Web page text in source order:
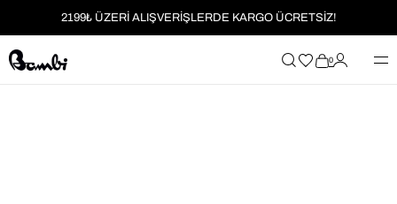
2199₺ ÜZERİ ALIŞVERİŞLERDE KARGO ÜCRETSİZ!
MOBİL UYGULAMAYA ÖZEL İLK ALIŞVERİŞİNİZE %5 İNDİRİM
0